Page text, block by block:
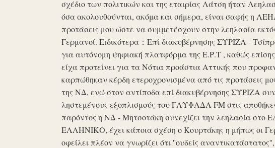
σχέδιο των πολιτικών και της εταιρίας Λάτση ήταν
όσα ακολουθούνται, ακόμα και σήμερα, είναι σαφής η
προτάσεις μου ώστε να συμμετέσχουν στην λεηλασία
Γερμανοί. Ειδικότερα：Επί διακυβέρνησης ΣΥΡΙΖΑ -
για αυτόνομη ψηφιακή πλατφόρμα της Ε.Ρ.Τ , καθώς
είχα προτείνει για τα Νότια προάστια Αττικής που
καρπώθηκαν κέρδη ετεροχρονισμένα από τις προτάσεις
της ΝΔ, ενώ στον αντίποδα επί διακυβέρνησης ΣΥΡΙΖΑ
ληστεμένους εξοπλισμούς του ΓΛΥΦΑΔΑ FM στις
παρόντος η ΝΔ - Μητσοτάκη συνεχίζει την λεηλασία
ΕΛΛΗΝΙΚΟ, έχει κάποια σχέση ο Κουρτάκης η μήπως οι
οφείλει πλέον να γνωρίζει ότι ''ουδείς